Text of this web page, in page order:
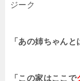
ジーク
「あの姉ちゃんと
「この家はここで